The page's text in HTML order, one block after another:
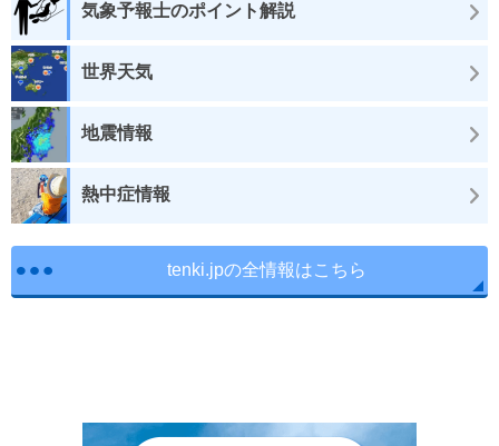
気象予報士のポイント解説
世界天気
地震情報
熱中症情報
tenki.jpの全情報はこちら